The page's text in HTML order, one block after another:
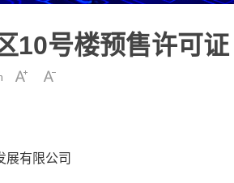
10号楼预售许可证
展有限公司